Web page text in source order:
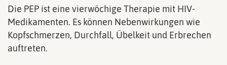
Die PEP ist eine vierwöchige Therapie mit HIV-
Medikamenten. Es können Nebenwirkungen wie
Kopfschmerzen, Durchfall, Übelkeit und Erbrechen
auftreten.